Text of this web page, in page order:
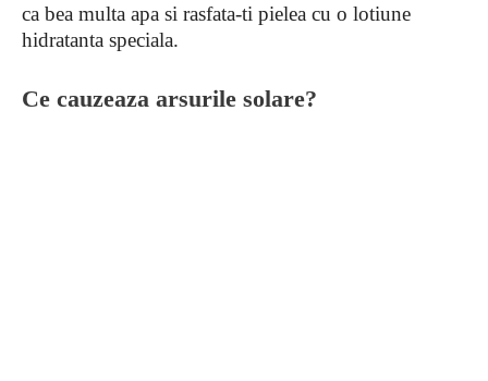
ca bea multa apa si rasfata-ti pielea cu o lotiune
hidratanta speciala.
Ce cauzeaza arsurile solare?